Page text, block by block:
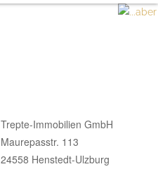
Trepte-Immobilien GmbH
Maurepasstr. 113
24558 Henstedt-Ulzburg